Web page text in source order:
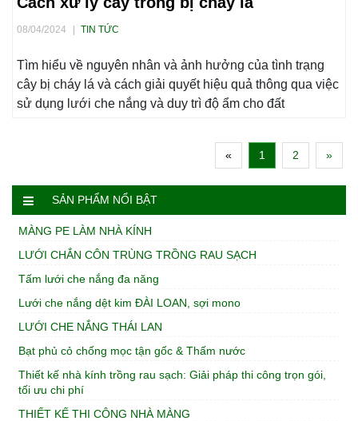
08/04/2024 TIN TỨC
Tìm hiểu về nguyên nhân và ảnh hưởng của tình trạng
cây bị cháy lá và cách giải quyết hiệu quả thông qua việc
sử dụng lưới che nắng và duy trì độ ẩm cho đất
« 1 2 »
SẢN PHẨM NỔI BẬT
MÀNG PE LÀM NHÀ KÍNH
LƯỚI CHẮN CÔN TRÙNG TRỒNG RAU SẠCH
Tấm lưới che nắng đa năng
Lưới che nắng dệt kim ĐÀI LOAN, sợi mono
LƯỚI CHE NẮNG THÁI LAN
Bạt phủ cỏ chống mọc tận gốc & Thấm nước
Thiết kế nhà kính trồng rau sạch: Giải pháp thi công trọn gói,
tối ưu chi phí
THIẾT KẾ THI CÔNG NHÀ MÀNG